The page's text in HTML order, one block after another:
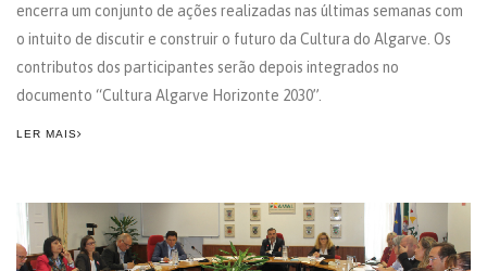
encerra um conjunto de ações realizadas nas últimas semanas com
o intuito de discutir e construir o futuro da Cultura do Algarve. Os
contributos dos participantes serão depois integrados no
documento “Cultura Algarve Horizonte 2030”.
LER MAIS